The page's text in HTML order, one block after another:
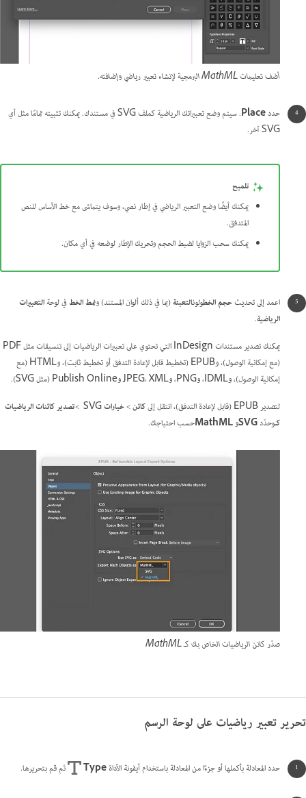
أضف تعليمات MathML البرمجية لإنشاء تعبير رياضي وإضافته.
حددPlace
.
سيتم وضع تعبيراتك الرياضية كملف SVG في مستندك. يمكنك تثبيته تمامًا مثل أي
SVG آخر.
تلميح
يمكنك أيضًا وضع التعبير الرياضي في إطار نصي، وسوف يتماشى مع خط الأساس للنص
المتدفق.
يمكنك سحب الزوايا لضبط الحجم وتحريك الإطار لوضعه في أي مكان.
اعمد إلى تحديثحجم الخطولونالتعبئة(بما في ذلك ألوان المستند) ونمط الخطفي لوحةالتعبيرات
الرياضية.
يمكنك تصدير مستندات InDesign التي تحتوي على تعبيرات الرياضيات إلى تنسيقات مثل PDF
(مع إمكانية الوصول)، وEPUB (تخطيط قابل لإعادة التدفق أو تخطيط ثابت)، وHTML (مع
إمكانية الوصول)، وIDML، وPNG، وJPEG، XML وPublish Online (مثل SVG).
لتصدير EPUB (قابل لإعادة التدفق)، انتقل إلى
كائن>خيارات ‎SVG > تصدير كائنات الرياضيات
كـوحدّد وMathML‎حسب احتياجك.
صدّر كائن الرياضيات الخاص بك كـ MathML
تحرير تعبير رياضيات على لوحة الرسم
حدد المعادلة بأكملها أو جزءًا من المعادلة باستخدام أيقونة الأداةType ثم قم بتحريرها.